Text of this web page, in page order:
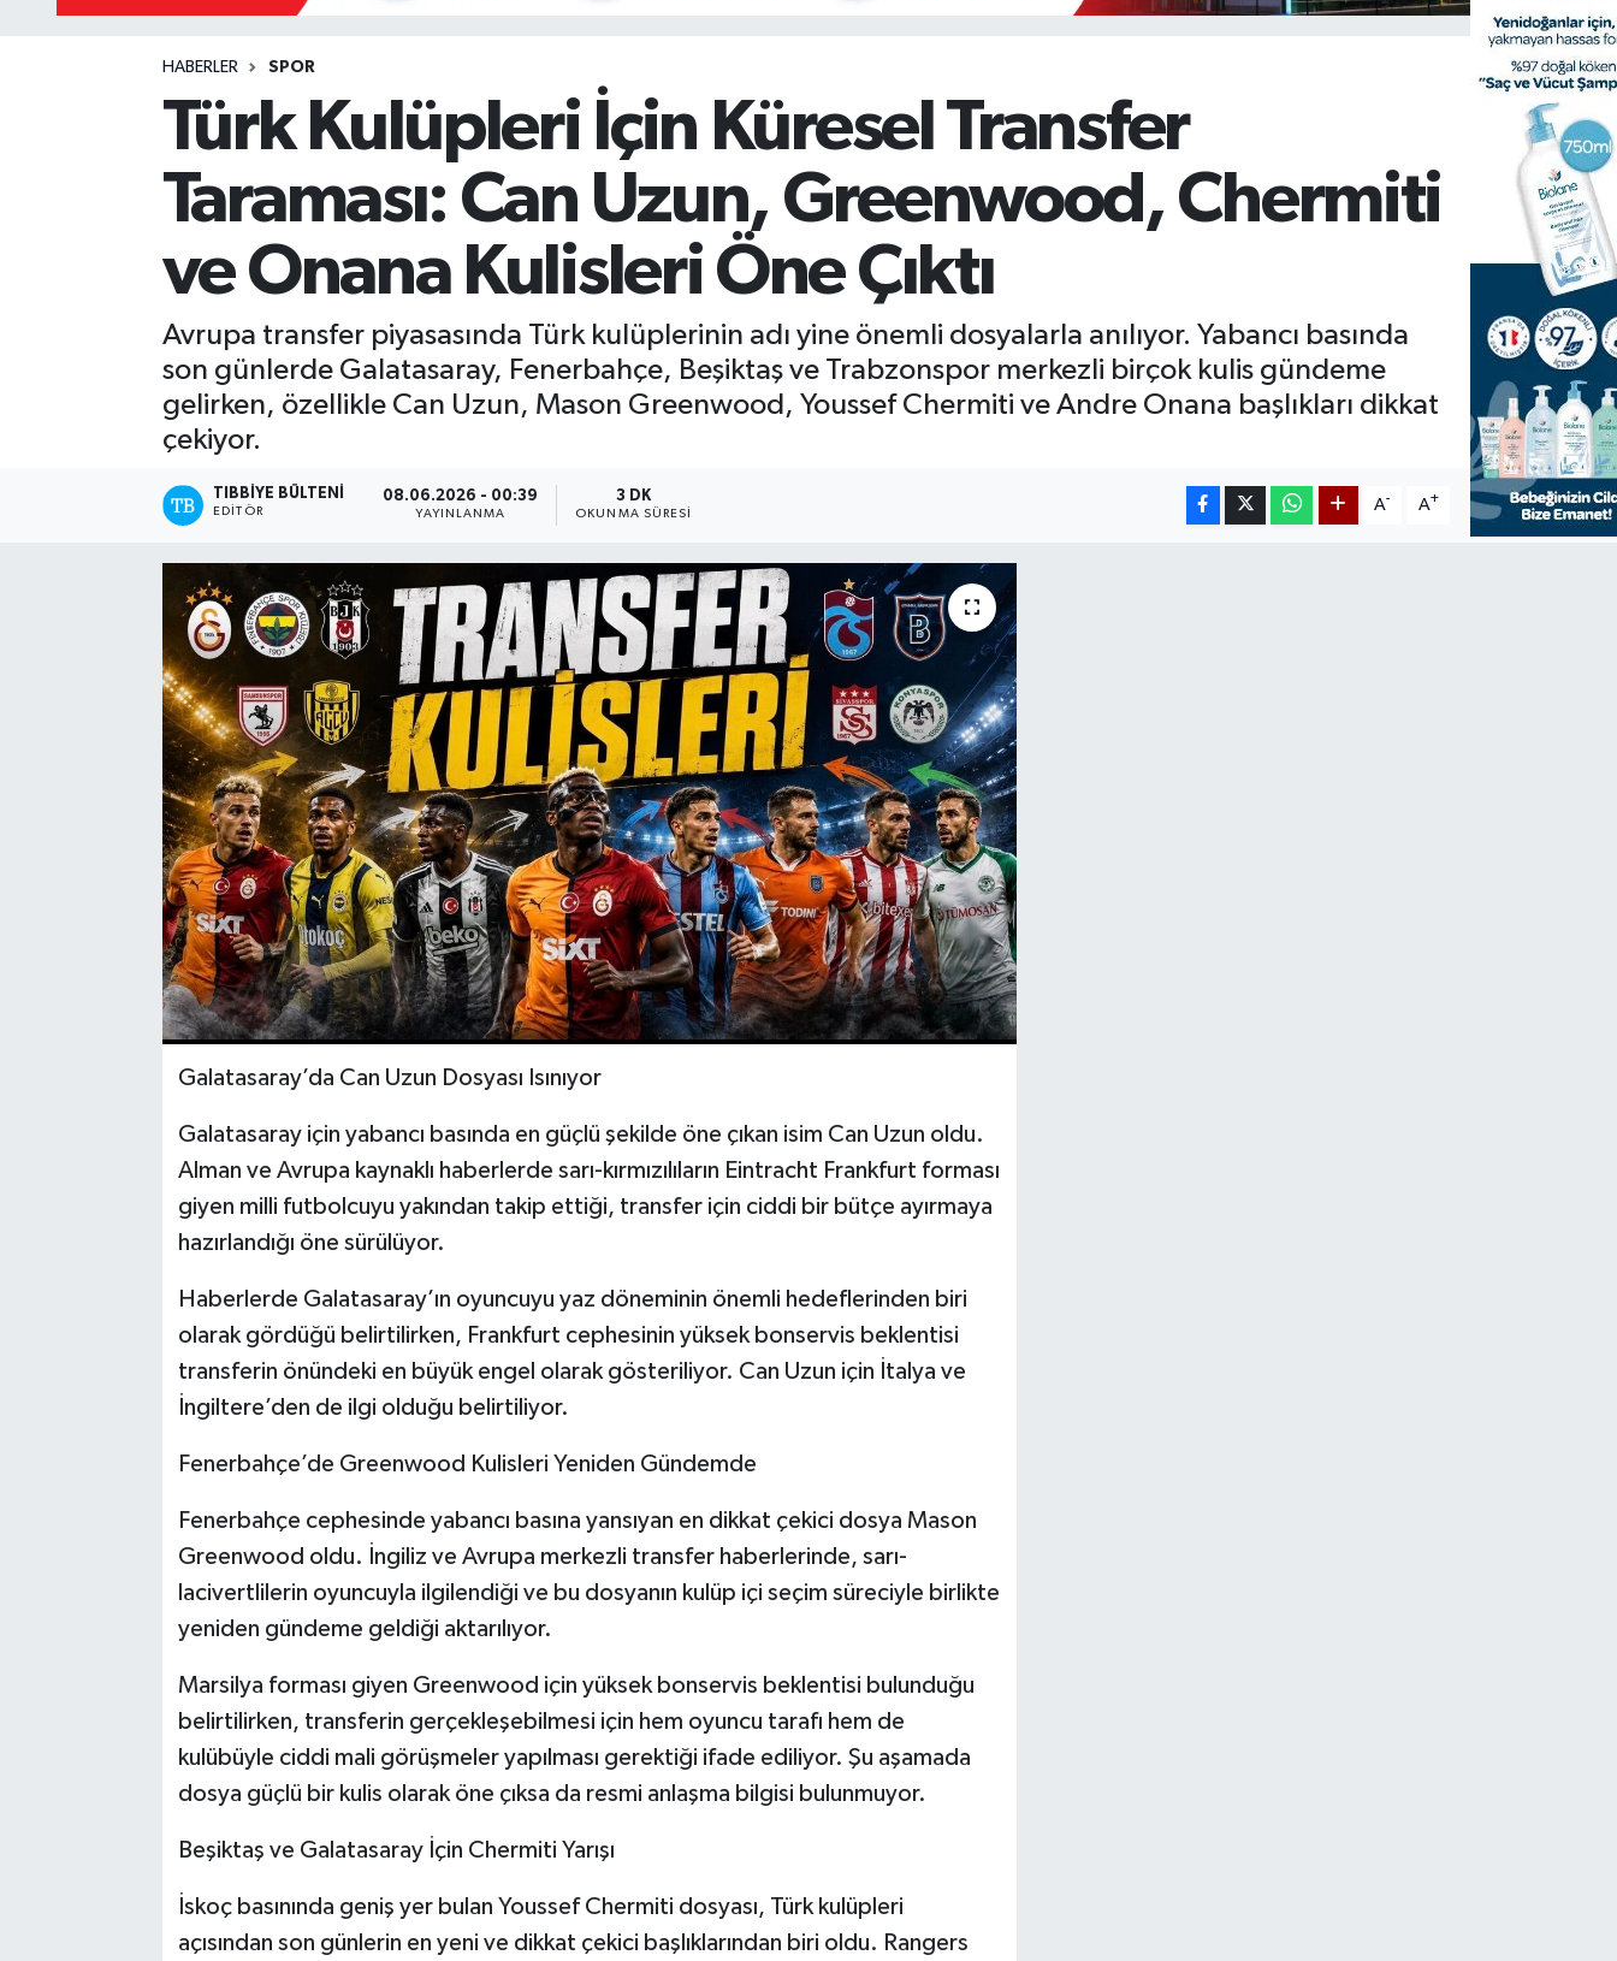
HABERLER SPOR
Türk Kulüpleri İçin Küresel Transfer
Taraması: Can Uzun, Greenwood, Chermiti
ve Onana Kulisleri Öne Çıktı
Avrupa transfer piyasasında Türk kulüplerinin adı yine önemli dosyalarla anılıyor. Yabancı basında
son günlerde Galatasaray, Fenerbahçe, Beşiktaş ve Trabzonspor merkezli birçok kulis gündeme
gelirken, özellikle Can Uzun, Mason Greenwood, Youssef Chermiti ve Andre Onana başlıkları dikkat
çekiyor.
TIBBIYE BÜLTENI
EDITÖR
08.06.2026 - 00:39
YAYINLANMA
3 DK
OKUNMA SÜRESI
A- A+
Galatasaray’da Can Uzun Dosyası Isınıyor
Galatasaray için yabancı basında en güçlü şekilde öne çıkan isim Can Uzun oldu.
Alman ve Avrupa kaynaklı haberlerde sarı-kırmızılıların Eintracht Frankfurt forması
giyen milli futbolcuyu yakından takip ettiği, transfer için ciddi bir bütçe ayırmaya
hazırlandığı öne sürülüyor.
Haberlerde Galatasaray’ın oyuncuyu yaz döneminin önemli hedeflerinden biri
olarak gördüğü belirtilirken, Frankfurt cephesinin yüksek bonservis beklentisi
transferin önündeki en büyük engel olarak gösteriliyor. Can Uzun için İtalya ve
İngiltere’den de ilgi olduğu belirtiliyor.
Fenerbahçe’de Greenwood Kulisleri Yeniden Gündemde
Fenerbahçe cephesinde yabancı basına yansıyan en dikkat çekici dosya Mason
Greenwood oldu. İngiliz ve Avrupa merkezli transfer haberlerinde, sarı-
lacivertlilerin oyuncuyla ilgilendiği ve bu dosyanın kulüp içi seçim süreciyle birlikte
yeniden gündeme geldiği aktarılıyor.
Marsilya forması giyen Greenwood için yüksek bonservis beklentisi bulunduğu
belirtilirken, transferin gerçekleşebilmesi için hem oyuncu tarafı hem de
kulübüyle ciddi mali görüşmeler yapılması gerektiği ifade ediliyor. Şu aşamada
dosya güçlü bir kulis olarak öne çıksa da resmi anlaşma bilgisi bulunmuyor.
Beşiktaş ve Galatasaray İçin Chermiti Yarışı
İskoç basınında geniş yer bulan Youssef Chermiti dosyası, Türk kulüpleri
açısından son günlerin en yeni ve dikkat çekici başlıklarından biri oldu. Rangers